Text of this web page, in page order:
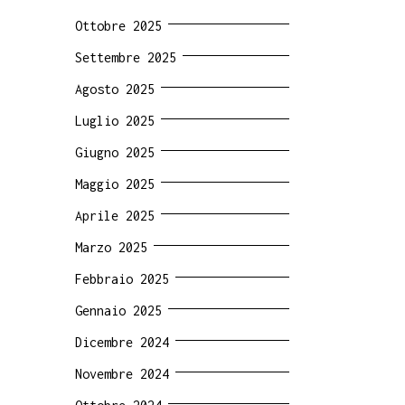
Ottobre 2025
Settembre 2025
Agosto 2025
Luglio 2025
Giugno 2025
Maggio 2025
Aprile 2025
Marzo 2025
Febbraio 2025
Gennaio 2025
Dicembre 2024
Novembre 2024